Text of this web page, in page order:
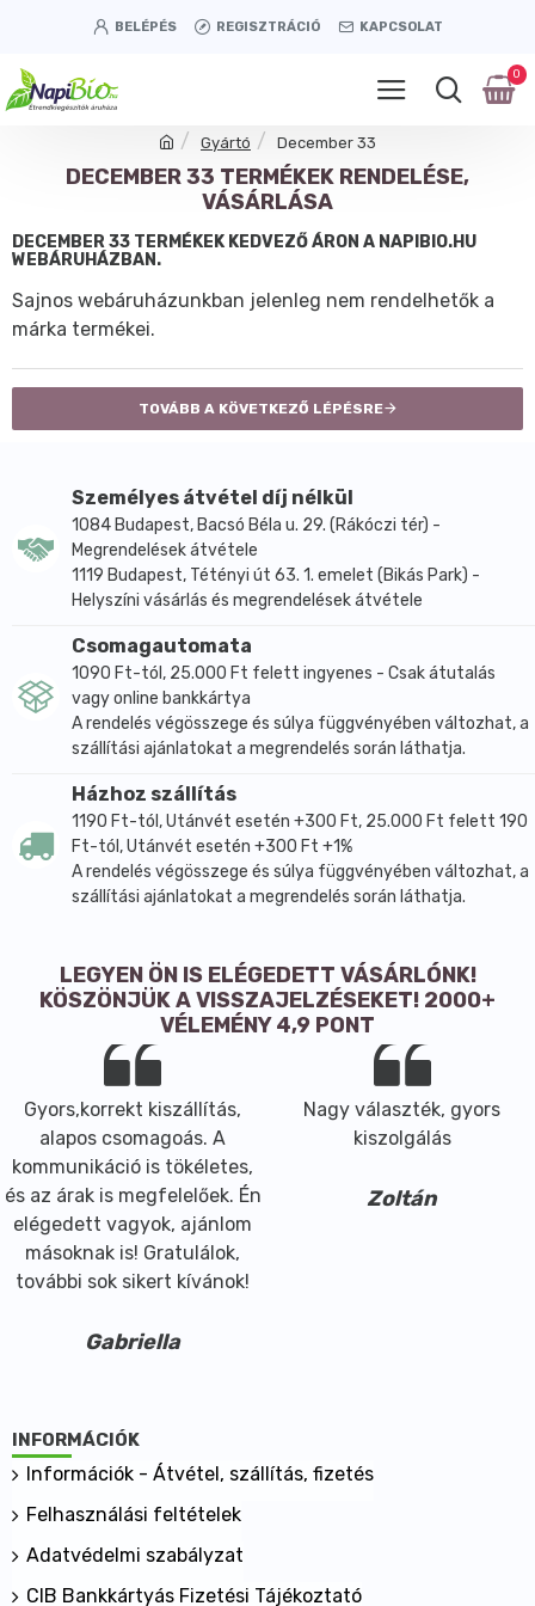
BELÉPÉS REGISZTRÁCIÓ KAPCSOLAT
0
Gyártó December 33
DECEMBER 33 TERMÉKEK RENDELÉSE,
VÁSÁRLÁSA
DECEMBER 33 TERMÉKEK KEDVEZŐ ÁRON A NAPIBIO.HU
WEBÁRUHÁZBAN.
Sajnos webáruházunkban jelenleg nem rendelhetők a
márka termékei.
TOVÁBB A KÖVETKEZŐ LÉPÉSRE
Személyes átvétel díj nélkül
1084 Budapest, Bacsó Béla u. 29. (Rákóczi tér) -
Megrendelések átvétele
1119 Budapest, Tétényi út 63. 1. emelet (Bikás Park) -
Helyszíni vásárlás és megrendelések átvétele
Csomagautomata
1090 Ft-tól, 25.000 Ft felett ingyenes - Csak átutalás
vagy online bankkártya
A rendelés végösszege és súlya függvényében változhat, a
szállítási ajánlatokat a megrendelés során láthatja.
Házhoz szállítás
1190 Ft-tól, Utánvét esetén +300 Ft, 25.000 Ft felett 190
Ft-tól, Utánvét esetén +300 Ft +1%
A rendelés végösszege és súlya függvényében változhat, a
szállítási ajánlatokat a megrendelés során láthatja.
LEGYEN ÖN IS ELÉGEDETT VÁSÁRLÓNK!
KÖSZÖNJÜK A VISSZAJELZÉSEKET! 2000+
VÉLEMÉNY 4,9 PONT
Gyors,korrekt kiszállítás,
alapos csomagoás. A
kommunikáció is tökéletes,
és az árak is megfelelőek. Én
elégedett vagyok, ajánlom
másoknak is! Gratulálok,
további sok sikert kívánok!
Gabriella
Nagy választék, gyors
kiszolgálás
Zoltán
INFORMÁCIÓK
Információk - Átvétel, szállítás, fizetés
Felhasználási feltételek
Adatvédelmi szabályzat
CIB Bankkártyás Fizetési Tájékoztató